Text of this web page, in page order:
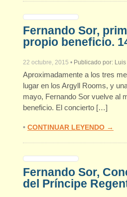
Fernando Sor,
propio beneficio.
22 octubre, 2015 • Publicado por:
Aproximadamente a los tres
lugar en los Argyll Rooms, y
mayo, Fernando Sor vuelve al
beneficio. El concierto […]
• CONTINUAR LEYENDO →
Fernando Sor,
del Príncipe